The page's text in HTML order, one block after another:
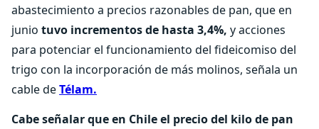
abastecimiento a precios razonables de pan, que en
junio tuvo incrementos de hasta 3,4%, y acciones
para potenciar el funcionamiento del fideicomiso del
trigo con la incorporación de más molinos, señala un
cable deTélam.
Cabe señalar que en Chile el precio del kilo de pan